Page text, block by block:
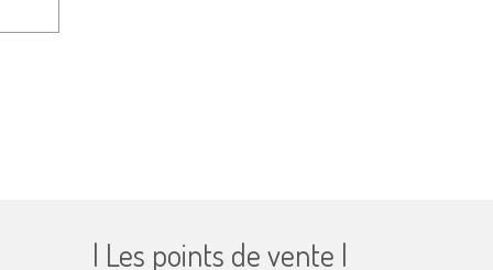
| Les points de vente |